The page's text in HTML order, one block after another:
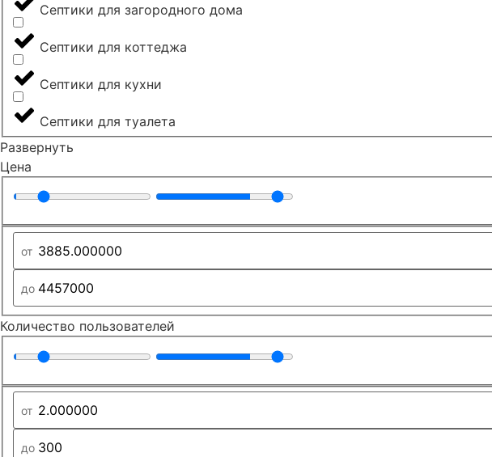
Септики для загородного дома
Септики для коттеджа
Септики для кухни
Септики для туалета
Развернуть
Цена
Количество пользователей